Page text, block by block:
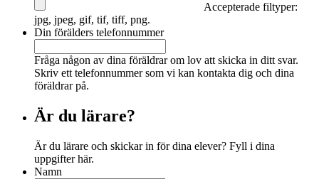
Accepterade filtyper:
jpg, jpeg, gif, tif, tiff, png.
Din förälders telefonnummer
Fråga någon av dina föräldrar om lov att skicka in ditt svar.
Skriv ett telefonnummer som vi kan kontakta dig och dina
föräldrar på.
Är du lärare?
Är du lärare och skickar in för dina elever? Fyll i dina
uppgifter här.
Namn